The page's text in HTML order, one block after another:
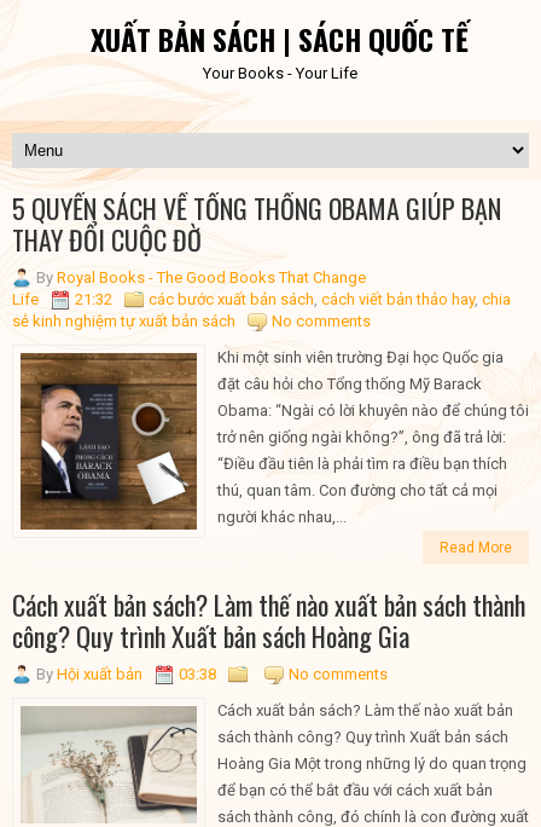
XUẤT BẢN SÁCH | SÁCH QUỐC TẾ
Your Books - Your Life
5 QUYỂN SÁCH VỀ TỔNG THỐNG OBAMA GIÚP BẠN
THAY ĐỔI CUỘC ĐỜ
By Royal Books - The Good Books That Change
Life
21:32 các bước xuất bản sách, cách viết bản thảo hay, chia
sẻ kinh nghiệm tự xuất bản sách
No comments
Khi một sinh viên trường Đại học Quốc gia
đặt câu hỏi cho Tổng thống Mỹ Barack
Obama: “Ngài có lời khuyên nào để chúng tôi
trở nên giống ngài không?”, ông đã trả lời:
“Điều đầu tiên là phải tìm ra điều bạn thích
thú, quan tâm. Con đường cho tất cả mọi
người khác nhau,...
Read More
Cách xuất bản sách? Làm thế nào xuất bản sách thành
công? Quy trình Xuất bản sách Hoàng Gia
By Hội xuất bản 03:38
No comments
Cách xuất bản sách? Làm thế nào xuất bản
sách thành công? Quy trình Xuất bản sách
Hoàng Gia Một trong những lý do quan trọng
để bạn có thể bắt đầu với cách xuất bản
sách thành công, đó chính là con đường xuất